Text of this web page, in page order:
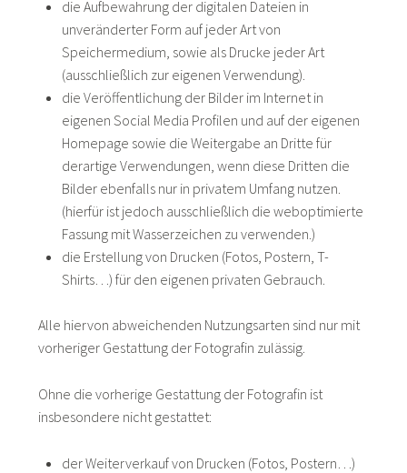
die Aufbewahrung der digitalen Dateien in
unveränderter Form auf jeder Art von
Speichermedium, sowie als Drucke jeder Art
(ausschließlich zur eigenen Verwendung).
die Veröffentlichung der Bilder im Internet in
eigenen Social Media Profilen und auf der eigenen
Homepage sowie die Weitergabe an Dritte für
derartige Verwendungen, wenn diese Dritten die
Bilder ebenfalls nur in privatem Umfang nutzen.
(hierfür ist jedoch ausschließlich die weboptimierte
Fassung mit Wasserzeichen zu verwenden.)
die Erstellung von Drucken (Fotos, Postern, T-
Shirts…) für den eigenen privaten Gebrauch.
Alle hiervon abweichenden Nutzungsarten sind nur mit
vorheriger Gestattung der Fotografin zulässig.
Ohne die vorherige Gestattung der Fotografin ist
insbesondere nicht gestattet:
der Weiterverkauf von Drucken (Fotos, Postern…)